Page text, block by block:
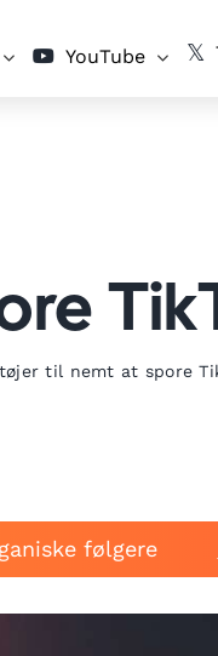
YouTube
til nemt at spore
følgere